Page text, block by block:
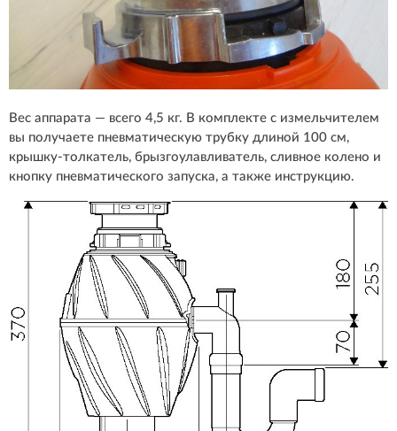
Вес аппарата — всего 4,5 кг. В комплекте с измельчителем
вы получаете пневматическую трубку длиной 100 см,
крышку-толкатель, брызгоулавливатель, сливное колено и
кнопку пневматического запуска, а также инструкцию.